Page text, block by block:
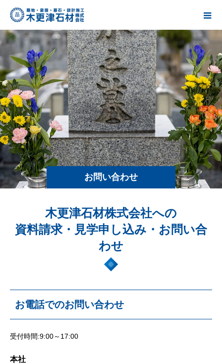
お問い合わせ
木更津石材株式会社への
資料請求・見学申し込み・お問い合
わせ
お電話でのお問い合わせ
受付時間:9:00～17:00
本社